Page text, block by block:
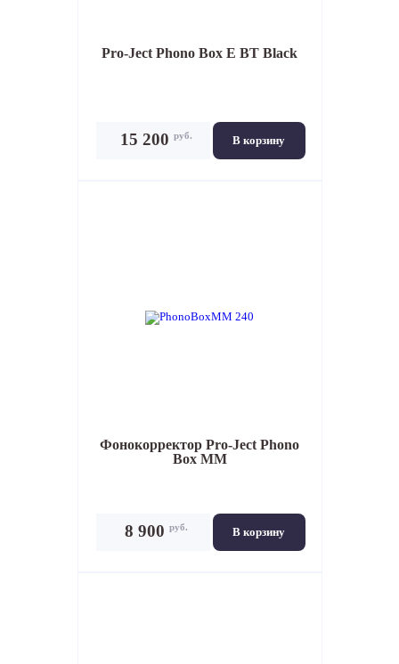
Pro-Ject Phono Box E BT Black
В корзину
15 200 руб.
Фонокорректор Pro-Ject Phono
Box MM
В корзину
8 900 руб.